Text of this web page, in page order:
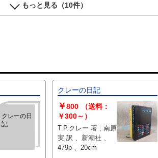
もっと見る（10件）
クレーの日
記
クレーの日記
￥800
（送料：
￥300～）
T.P.クレー 著 ; 南原
実 訳 、新潮社 、
479p 、20cm